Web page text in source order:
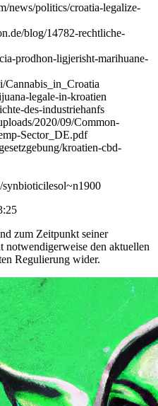
news/politics/croatia-legalize-
blog/14782-rechtliche-
prodhon-ligjerisht-marihuane-
legale-in-kroatien
des-industriehanfs
2020/09/Common-
Sector_DE.pdf
kroatien-cbd-
synbioticilesol~n1900
zum Zeitpunkt seiner
den aktuellen
Regulierung wider.